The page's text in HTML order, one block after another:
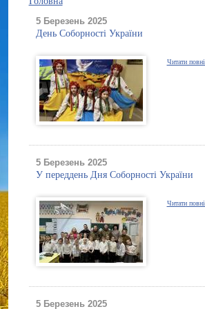
5 Березень 2025
День Соборності України
Читати
5 Березень 2025
У переддень Дня Соборності України
Читати
5 Березень 2025